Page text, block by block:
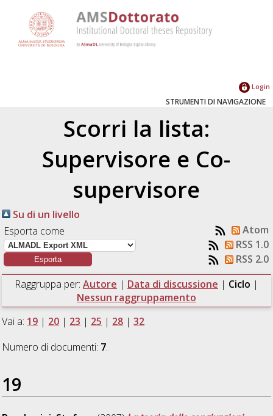
Login
STRUMENTI DI NAVIGAZIONE
Scorri la lista:
Supervisore e Co-
supervisore
Su di un livello
Esporta come
Atom
RSS 1.0
RSS 2.0
Raggruppa per: Autore | Data di discussione | Ciclo |
Nessun raggruppamento
Vai a: 19 | 20 | 23 | 25 | 28 |32
Numero di documenti: 7.
19